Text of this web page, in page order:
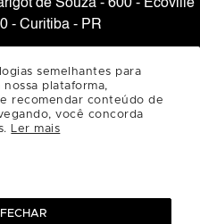
de Souza - 600 - Ecoville
- Curitiba - PR
CHEGAR
semelhantes para
plataforma,
recomendar conteúdo de
você concorda
Ler mais
você!
Multi
Abrir